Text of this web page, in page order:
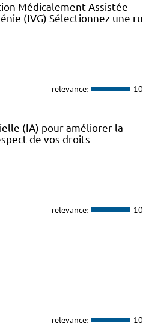
Médicalement Assistée
(IVG) Sélectionnez une
relevance:
(IA) pour améliorer la
de vos droits
relevance:
relevance: